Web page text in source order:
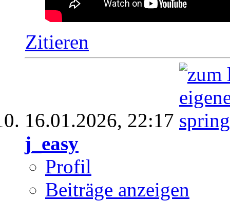
Zitieren
16.01.2026, 22:17
j_easy
Profil
Beiträge anzeigen